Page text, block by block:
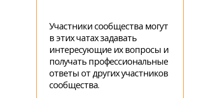
Участники сообщества могут
в этих чатах задавать
интересующие их вопросы и
получать профессиональные
ответы от других участников
сообщества.